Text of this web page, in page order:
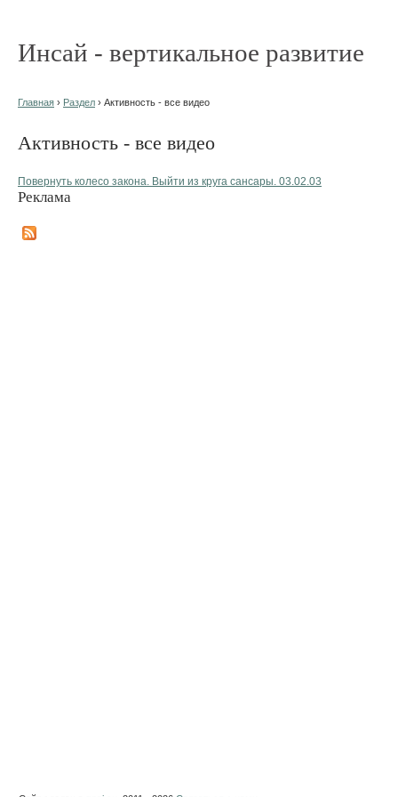
Инсай - вертикальное развитие
Главная › Раздел › Активность - все видео
Активность - все видео
Повернуть колесо закона. Выйти из круга сансары. 03.02.03
Реклама